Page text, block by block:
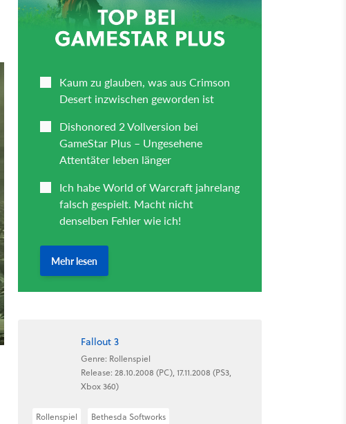
Fallout 3
Genre: Rollenspiel
Release: 28.10.2008 (PC), 17.11.2008 (PS3,
Xbox 360)
Rollenspiel Bethesda Softworks